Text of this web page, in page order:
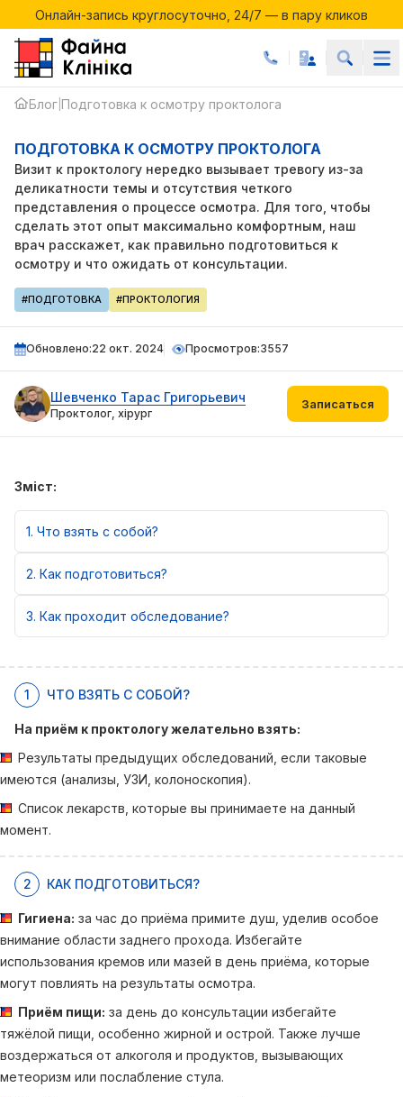
Онлайн-запись круглосуточно, 24/7 — в пару кликов
Онлайн-запись круглосуточно, 24/7 — в пару кликов
Блог Подготовка к осмотру проктолога
ПОДГОТОВКА
К ОСМОТРУ
ПРОКТОЛОГА
ПОДГОТОВКА К ОСМОТРУ ПРОКТОЛОГА
Визит к проктологу нередко вызывает тревогу из-за
деликатности темы и отсутствия четкого
представления о процессе осмотра. Для того, чтобы
сделать этот опыт максимально комфортным, наш
врач расскажет, как правильно подготовиться к
осмотру и что ожидать от консультации.
#ПОДГОТОВКА #ПРОКТОЛОГИЯ
Обновлено:22 окт. 2024 Просмотров:3557
Шевченко Тарас Григорьевич
Проктолог, хірург
Записаться
Зміст:
1 Что взять с собой?
2 Как подготовиться?
3 Как проходит обследование?
1 ЧТО ВЗЯТЬ С СОБОЙ?
На приём к проктологу желательно взять:
Результаты предыдущих обследований, если таковые
имеются (анализы, УЗИ, колоноскопия).
Список лекарств, которые вы принимаете на данный
момент.
2 КАК ПОДГОТОВИТЬСЯ?
Гигиена: за час до приёма примите душ, уделив особое
внимание области заднего прохода. Избегайте
использования кремов или мазей в день приёма, которые
могут повлиять на результаты осмотра.
Приём пищи: за день до консультации избегайте
тяжёлой пищи, особенно жирной и острой. Также лучше
воздержаться от алкоголя и продуктов, вызывающих
метеоризм или послабление стула.